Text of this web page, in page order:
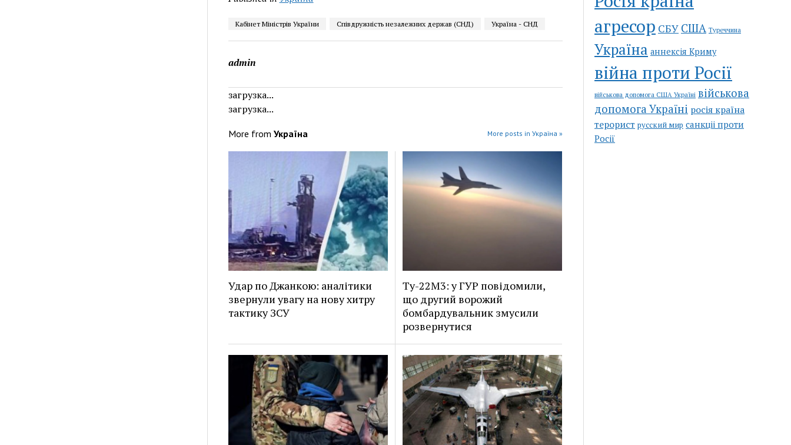
Кабінет Міністрів України Співдружність незалежних держав (СНД) Україна - СНД
admin
загрузка...
загрузка...
More from Україна More posts in Україна »
Удар по Джанкою: аналітики
звернули увагу на нову хитру
тактику ЗСУ
Ту-22М3: у ГУР повідомили,
що другий ворожий
бомбардувальник змусили
розвернутися
агресор СБУ США Туреччина
Україна аннексія Криму
війна проти Росії
військова допомога США Україні військова
допомога Україні росія країна
терорист русский мир санкціі проти
Росії